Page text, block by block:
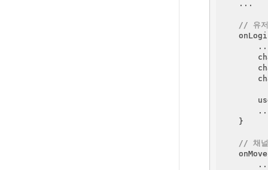
    ...
// 유저
    }
// 채널